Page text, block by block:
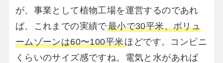
が、事業として植物工場を運営するのであれ
ば、これまでの実績で最小で30平米、ボリュ
ームゾーンは60〜100平米ほどです。コンビニ
くらいのサイズ感ですね。電気と水があれば